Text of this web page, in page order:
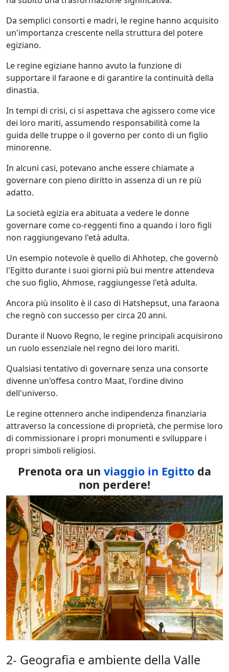
Da semplici consorti e madri, le regine hanno acquisito
un'importanza crescente nella struttura del potere
egiziano.
Le regine egiziane hanno avuto la funzione di
supportare il faraone e di garantire la continuità della
dinastia.
In tempi di crisi, ci si aspettava che agissero come vice
dei loro mariti, assumendo responsabilità come la
guida delle truppe o il governo per conto di un figlio
minorenne.
In alcuni casi, potevano anche essere chiamate a
governare con pieno diritto in assenza di un re più
adatto.
La società egizia era abituata a vedere le donne
governare come co-reggenti fino a quando i loro figli
non raggiungevano l'età adulta.
Un esempio notevole è quello di Ahhotep, che governò
l'Egitto durante i suoi giorni più bui mentre attendeva
che suo figlio, Ahmose, raggiungesse l'età adulta.
Ancora più insolito è il caso di Hatshepsut, una faraona
che regnò con successo per circa 20 anni.
Durante il Nuovo Regno, le regine principali acquisirono
un ruolo essenziale nel regno dei loro mariti.
Qualsiasi tentativo di governare senza una consorte
divenne un'offesa contro Maat, l'ordine divino
dell'universo.
Le regine ottennero anche indipendenza finanziaria
attraverso la concessione di proprietà, che permise loro
di commissionare i propri monumenti e sviluppare i
propri simboli religiosi.
Prenota ora un viaggio in Egitto da
non perdere!
2- Geografia e ambiente della Valle